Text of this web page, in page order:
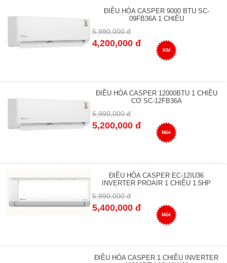
ĐIỀU HÒA CASPER 9000 BTU SC-
09FB36A 1 CHIỀU
5,990,000 đ
4,200,000 đ
KM
ĐIỀU HÒA CASPER 12000BTU 1 CHIỀU
CƠ SC-12FB36A
6,990,000 đ
5,200,000 đ
Mới
ĐIỀU HÒA CASPER EC-12IU36
INVERTER PROAIR 1 CHIỀU 1.5HP
6,990,000 đ
5,400,000 đ
Mới
ĐIỀU HÒA CASPER 1 CHIỀU INVERTER